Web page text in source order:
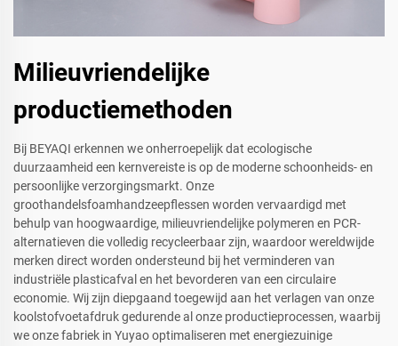
Milieuvriendelijke
productiemethoden
Bij BEYAQI erkennen we onherroepelijk dat ecologische
duurzaamheid een kernvereiste is op de moderne schoonheids- en
persoonlijke verzorgingsmarkt. Onze
groothandelsfoamhandzeepflessen worden vervaardigd met
behulp van hoogwaardige, milieuvriendelijke polymeren en PCR-
alternatieven die volledig recycleerbaar zijn, waardoor wereldwijde
merken direct worden ondersteund bij het verminderen van
industriële plasticafval en het bevorderen van een circulaire
economie. Wij zijn diepgaand toegewijd aan het verlagen van onze
koolstofvoetafdruk gedurende al onze productieprocessen, waarbij
we onze fabriek in Yuyao optimaliseren met energiezuinige